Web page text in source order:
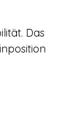
Das